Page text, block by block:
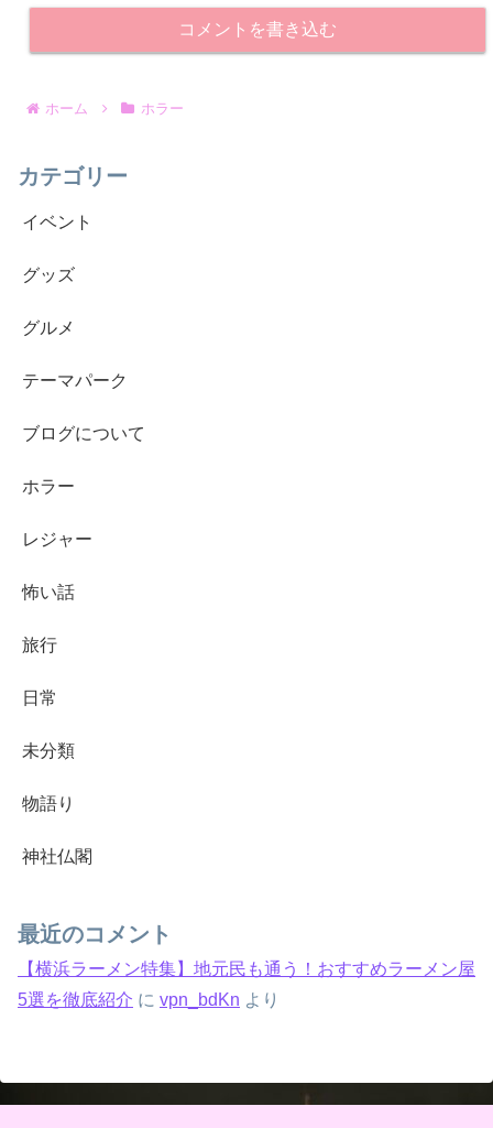
コメントを書き込む
ホーム ホラー
カテゴリー
イベント
グッズ
グルメ
テーマパーク
ブログについて
ホラー
レジャー
怖い話
旅行
日常
未分類
物語り
神社仏閣
最近のコメント
【横浜ラーメン特集】地元民も通う！おすすめラーメン屋
5選を徹底紹介 に vpn_bdKn より